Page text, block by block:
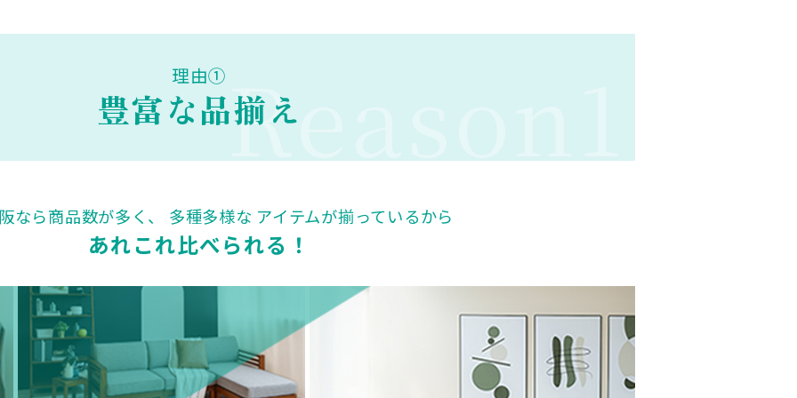
Reason1
理由①
豊富な品揃え
なら商品数が多く、 多種多様な アイテムが揃っているから
あれこれ比べられる！